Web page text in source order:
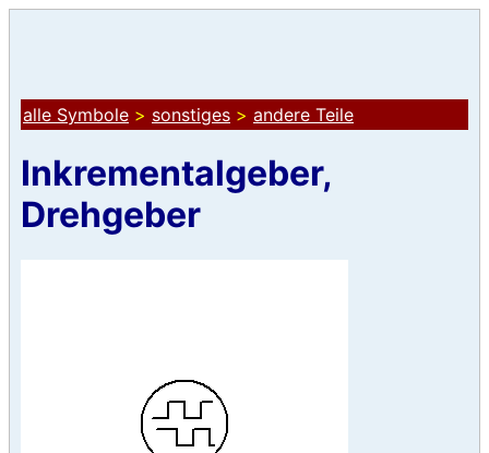
alle Symbole > sonstiges > andere Teile
Inkrementalgeber,
Drehgeber